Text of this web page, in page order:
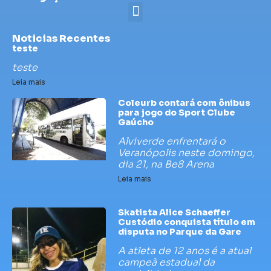
Noticias Recentes
teste
teste
Leia mais
Coleurb contará com ônibus
para jogo do Sport Clube
Gaúcho
Alviverde enfrentará o
Veranópolis neste domingo,
dia 21, na Be8 Arena
Leia mais
Skatista Alice Schaeffer
Custódio conquista título em
disputa no Parque da Gare
A atleta de 12 anos é a atual
campeã estadual da